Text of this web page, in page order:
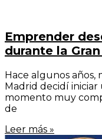
Emprender
durante la
Hace algunos años,
Madrid decidí
momento muy
de
Leer más »